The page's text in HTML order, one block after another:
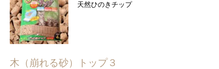
天然ひのきチップ
木（崩れる砂）トップ３